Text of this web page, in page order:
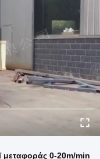
μεταφοράς 0-20m/min